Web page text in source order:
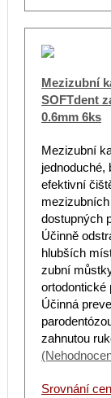
Mezizubní
SOFTdent
0.6mm 6ks
Mezizubní
jednoduché,
efektivní
dostupných
Účinně
hlubších
zubní
ortodontické
Účinná
zahnutou
Srovnání